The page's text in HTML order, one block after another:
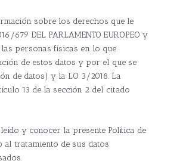
sobre los derechos que le
679 DEL PARLAMENTO EUROPEO y
las personas físicas en lo que
de estos datos y por el que se
de datos) y la LO 3/2018. La
13 de la sección 2 del citado
y conocer la presente Política de
al tratamiento de sus datos